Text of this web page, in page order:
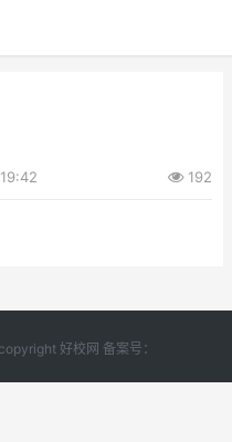
192
好校网 备案号：